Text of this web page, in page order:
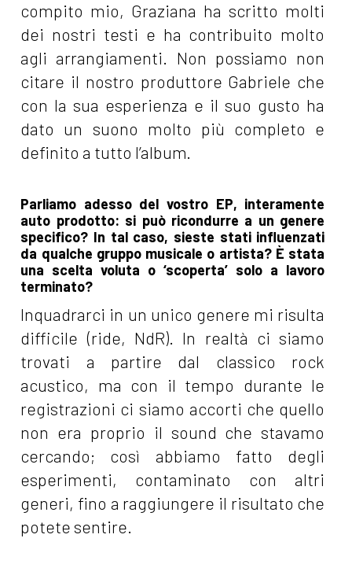
compito mio, Graziana ha scritto molti
dei nostri testi e ha contribuito molto
agli arrangiamenti. Non possiamo non
citare il nostro produttore Gabriele che
con la sua esperienza e il suo gusto ha
dato un suono molto più completo e
definito a tutto l’album.
Parliamo adesso del vostro EP, interamente
auto prodotto: si può ricondurre a un genere
specifico? In tal caso, sieste stati influenzati
da qualche gruppo musicale o artista? È stata
una scelta voluta o ‘scoperta’ solo a lavoro
terminato?
Inquadrarci in un unico genere mi risulta
difficile (ride, NdR). In realtà ci siamo
trovati a partire dal classico rock
acustico, ma con il tempo durante le
registrazioni ci siamo accorti che quello
non era proprio il sound che stavamo
cercando; così abbiamo fatto degli
esperimenti, contaminato con altri
generi, fino a raggiungere il risultato che
potete sentire.